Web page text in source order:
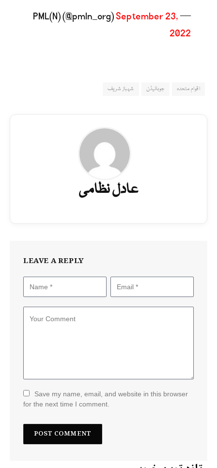
— PML(N) (@pmln_org)
September 23,
2022
اقوام متحدہ جوبائیڈن شہباز شریف
عادل نظامی
LEAVE A REPLY
Save my name, email, and website in this browser
for the next time I comment.